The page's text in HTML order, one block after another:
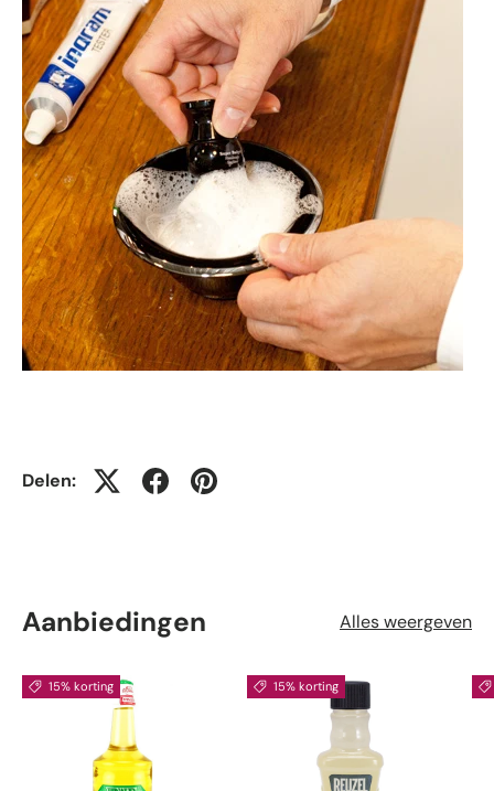
Delen:
Aanbiedingen Alles weergeven
15% korting 15% korting